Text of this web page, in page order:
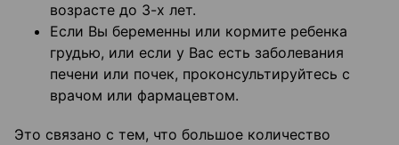
возрасте до 3-х лет.
Если Вы беременны или кормите ребенка
грудью, или если у Вас есть заболевания
печени или почек, проконсультируйтесь с
врачом или фармацевтом.
Это связано с тем, что большое количество